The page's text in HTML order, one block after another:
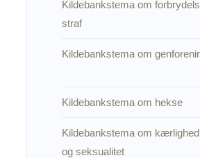
Kildebankstema om
straf
Kildebankstema om
Kildebankstema om hekse
Kildebankstema om
og seksualitet